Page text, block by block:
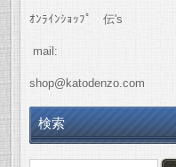
ｵﾝﾗｲﾝｼｮｯﾌﾟ 伝's
mail:
shop@katodenzo.com
検索